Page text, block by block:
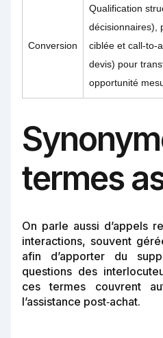
Conversion
Qualification
décisionnaires),
ciblée et
devis) pour
opportunité
termes
On parle aussi d’appels
interactions, souvent
afin d’apporter du
questions des
ces termes couvrent
l’assistance post‑achat.